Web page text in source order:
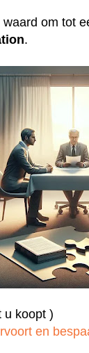
om tot
.
u koopt )
en